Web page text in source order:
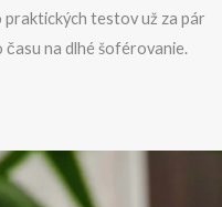
praktických testov už za pár
na dlhé šoférovanie.